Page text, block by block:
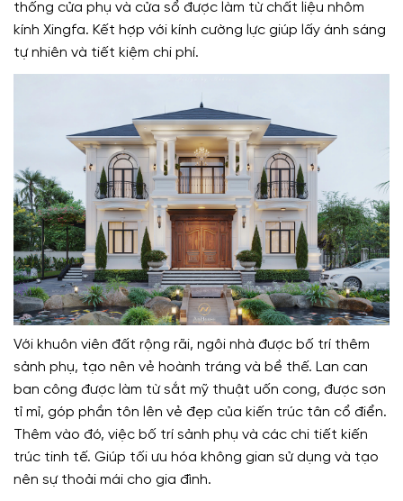
thống cửa phụ và cửa sổ được làm từ chất liệu nhôm
kính Xingfa. Kết hợp với kính cường lực giúp lấy ánh sáng
tự nhiên và tiết kiệm chi phí.
Với khuôn viên đất rộng rãi, ngôi nhà được bố trí thêm
sảnh phụ, tạo nên vẻ hoành tráng và bề thế. Lan can
ban công được làm từ sắt mỹ thuật uốn cong, được sơn
tỉ mỉ, góp phần tôn lên vẻ đẹp của kiến trúc tân cổ điển.
Thêm vào đó, việc bố trí sảnh phụ và các chi tiết kiến
trúc tinh tế. Giúp tối ưu hóa không gian sử dụng và tạo
nên sự thoải mái cho gia đình.